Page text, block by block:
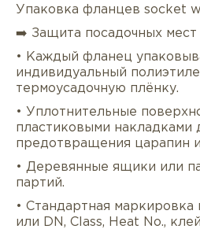
Упаковка фланцев socket
➡️ Защита посадочных мест
• Каждый фланец
индивидуальный
термоусадочную плёнку.
• Уплотнительные
пластиковыми накладками
предотвращения царапин и
• Деревянные ящики или
партий.
• Стандартная маркировка
или DN, Class, Heat No.,